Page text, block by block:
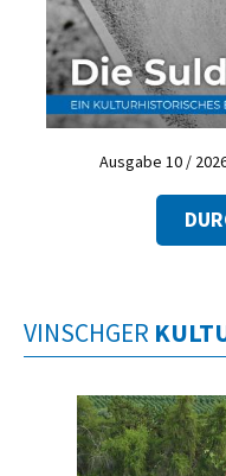
Ausgabe 10 /
VINSCHGER